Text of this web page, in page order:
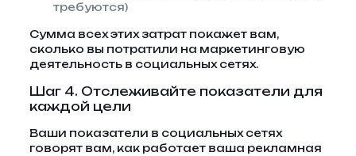
требуются)
Сумма всех этих затрат покажет вам,
сколько вы потратили на маркетинговую
деятельность в социальных сетях.
Шаг 4. Отслеживайте показатели для
каждой цели
Ваши показатели в социальных сетях
говорят вам, как работает ваша рекламная